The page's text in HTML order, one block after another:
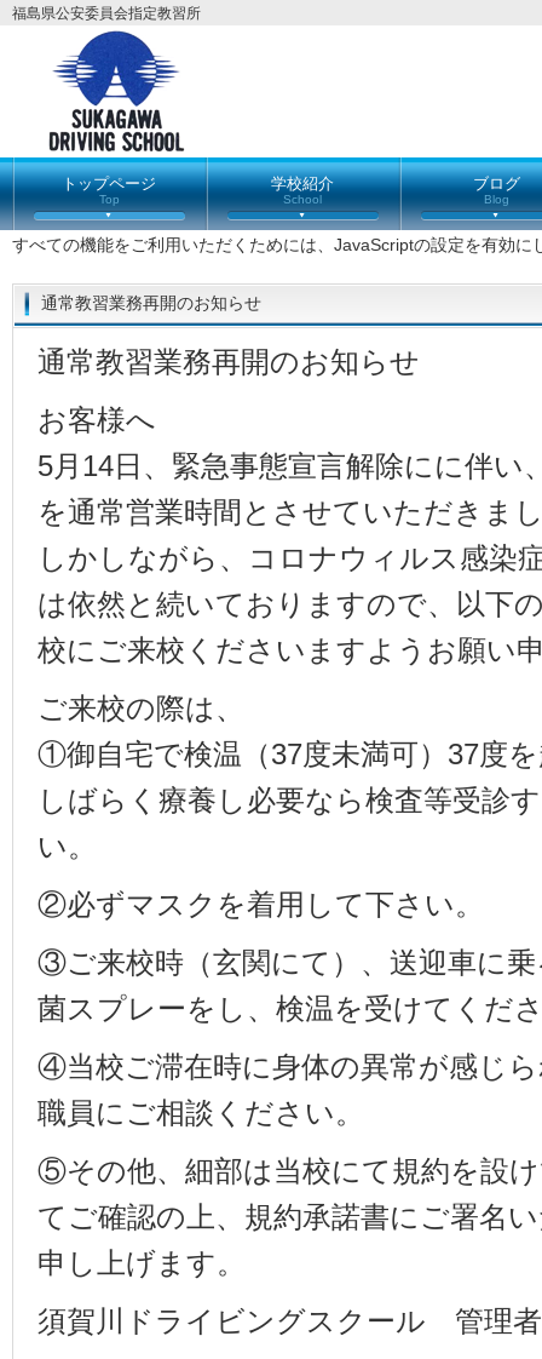
福島県公安委員会指定教習所
トップページ
Top
学校紹介
School
ブログ
Blog
すべての機能をご利用いただくためには、JavaScriptの設定を有効に
通常教習業務再開のお知らせ
通常教習業務再開のお知らせ
お客様へ
5月14日、緊急事態宣言解除にに伴い
を通常営業時間とさせていただきま
しかしながら、コロナウィルス感染
は依然と続いておりますので、以下
校にご来校くださいますようお願い
ご来校の際は、
①御自宅で検温（37度未満可）37度
しばらく療養し必要なら検査等受診
い。
②必ずマスクを着用して下さい。
③ご来校時（玄関にて）、送迎車に
菌スプレーをし、検温を受けてくだ
④当校ご滞在時に身体の異常が感じ
職員にご相談ください。
⑤その他、細部は当校にて規約を設
てご確認の上、規約承諾書にご署名
申し上げます。
須賀川ドライビングスクール 管理者